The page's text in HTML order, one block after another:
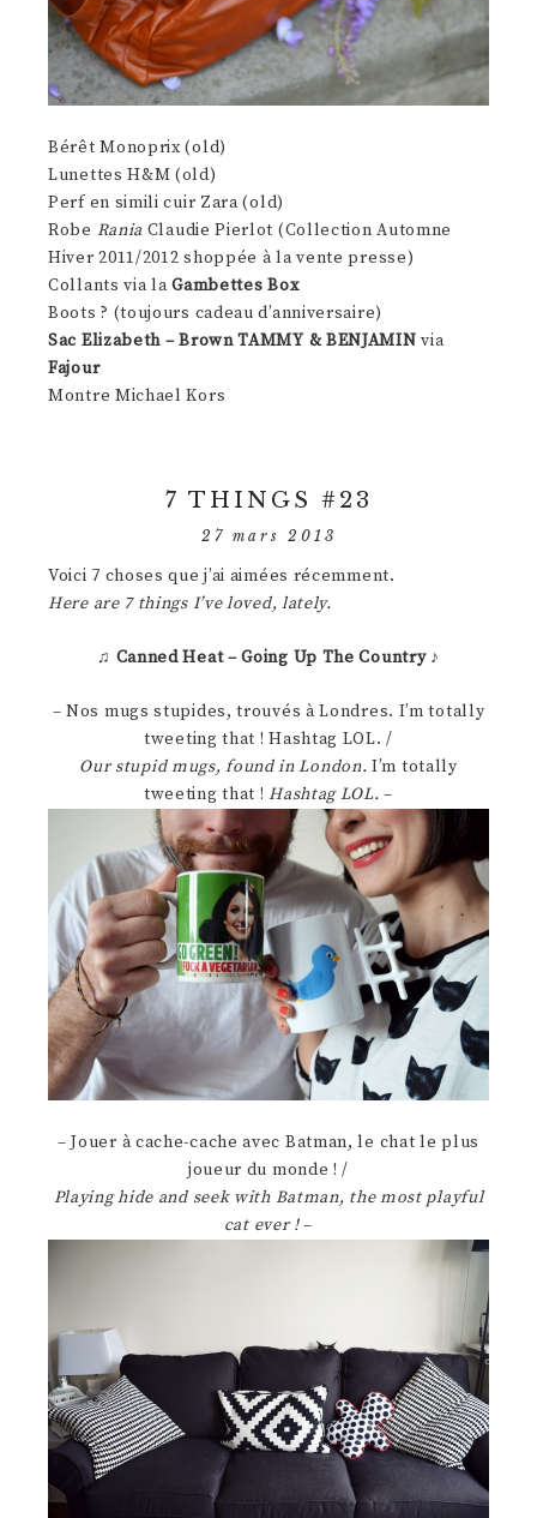
Bérêt Monoprix (old)
Lunettes H&M (old)
Perf en simili cuir Zara (old)
Robe Rania Claudie Pierlot (Collection Automne
Hiver 2011/2012 shoppée à la vente presse)
Collants via laGambettes Box
Boots ? (toujours cadeau d’anniversaire)
Sac Elizabeth – Brown TAMMY & BENJAMIN via
Fajour
Montre Michael Kors
7 THINGS #23
27 mars 2013
Voici 7 choses que j’ai aimées récemment.
Here are 7 things I’ve loved, lately.
♫ Canned Heat – Going Up The Country♪
– Nos mugs stupides, trouvés à Londres. I’m totally
tweeting that ! Hashtag LOL. /
Our stupid mugs, found in London.I’m totally
tweeting that !Hashtag LOL. –
– Jouer à cache-cache avec Batman, le chat le plus
joueur du monde ! /
Playing hide and seek with Batman, the most playful
cat ever !–